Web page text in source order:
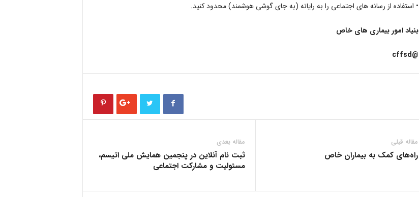
• استفاده از رسانه های اجتماعی را به رایانه (به جای گوشی هوشمند) محدود کنید.
بنیاد امور بیماری های خاص
@cffsd
مقاله قبلی
راه‌های کمک به بیماران خاص
مقاله بعدی
ثبت نام آنلاین در پنجمین همایش ملی اتیسم،
مسئولیت و مشارکت اجتماعی